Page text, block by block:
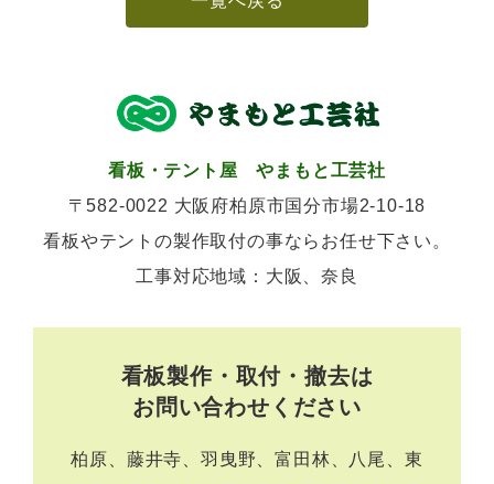
看板・テント屋 やまもと工芸社
〒582-0022 大阪府柏原市国分市場2-10-18
看板やテントの製作取付の事ならお任せ下さい。
工事対応地域：大阪、奈良
看板製作・取付・撤去は
お問い合わせください
柏原、藤井寺、羽曳野、富田林、八尾、東